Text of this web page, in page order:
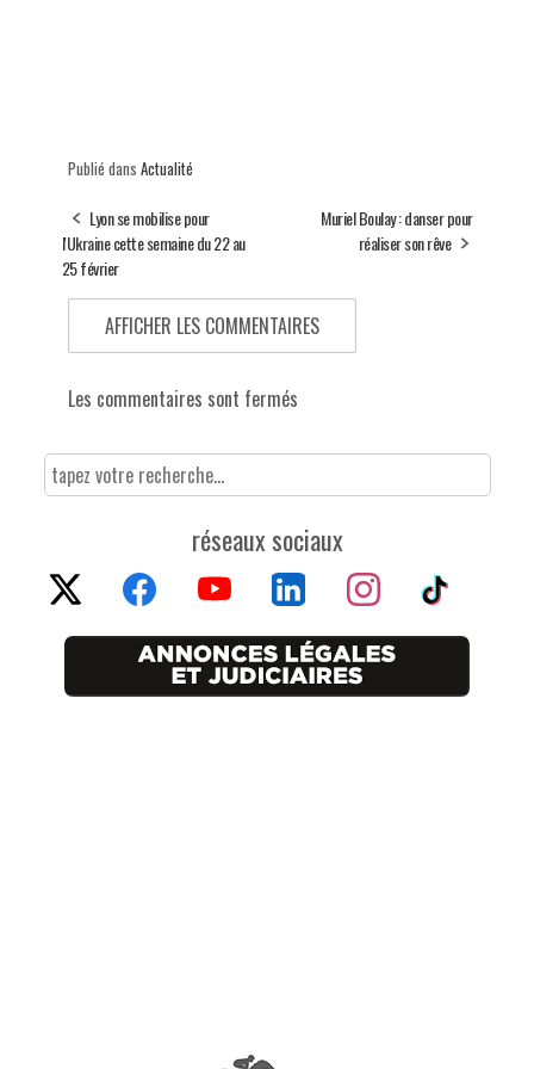
Publié dans Actualité
Lyon se mobilise pour
l'Ukraine cette semaine du 22 au
25 février
Muriel Boulay : danser pour
réaliser son rêve
AFFICHER LES COMMENTAIRES
Les commentaires sont fermés
réseaux sociaux